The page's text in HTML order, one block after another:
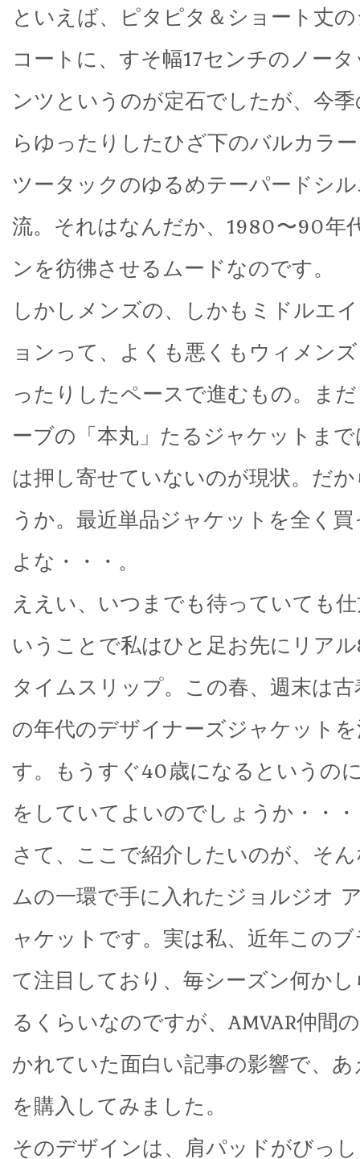
といえば、ピタピタ＆ショート丈
コートに、すそ幅17センチのノー
ンツというのが定石でしたが、今
らゆったりしたひざ下のバルカラ
ツータックのゆるめテーパードシ
流。それはなんだか、1980〜90年
ンを彷彿させるムードなのです。
しかしメンズの、しかもミドルエ
ョンって、よくも悪くもウィメン
ったりしたペースで進むもの。ま
ーブの「本丸」たるジャケットま
は押し寄せていないのが現状。だ
うか。最近単品ジャケットを全く
よな・・・。
ええい、いつまでも待っていても
いうことで私はひと足お先にリアル
タイムスリップ。この春、週末は
の年代のデザイナーズジャケット
す。もうすぐ40歳になるというの
をしていてよいのでしょうか・・
さて、ここで紹介したいのが、そ
ムの一環で手に入れたジョルジオ
ャケットです。実は私、近年この
て注目しており、毎シーズン何か
るくらいなのですが、AMVAR仲間
かれていた面白い記事の影響で、
を購入してみました。
そのデザインは、肩パッドがびっ